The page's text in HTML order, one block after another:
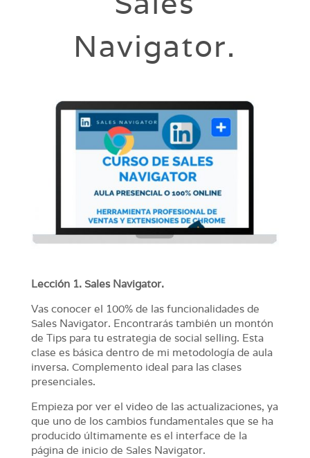
Navigator.
Lección 1. Sales Navigator.
Vas conocer el 100% de las funcionalidades de
Sales Navigator. Encontrarás también un montón
de Tips para tu estrategia de social selling. Esta
clase es básica dentro de mi metodología de aula
inversa. Complemento ideal para las clases
presenciales.
Empieza por ver el video de las actualizaciones, ya
que uno de los cambios fundamentales que se ha
producido últimamente es el interface de la
página de inicio de Sales Navigator.